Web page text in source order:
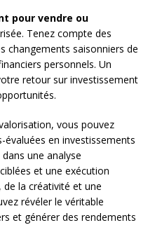
pour vendre ou
Tenez compte des
changements saisonniers de
personnels. Un
retour sur investissement
vous pouvez
en investissements
une analyse
et une exécution
de la créativité et une
révéler le véritable
et générer des rendements